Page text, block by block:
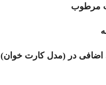
مرطوب
در (مدل کارت خوان)